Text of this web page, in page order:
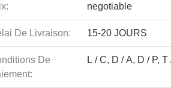
negotiable
De Livraison: 15-20 JOURS
De
L / C, D / A, D / P,